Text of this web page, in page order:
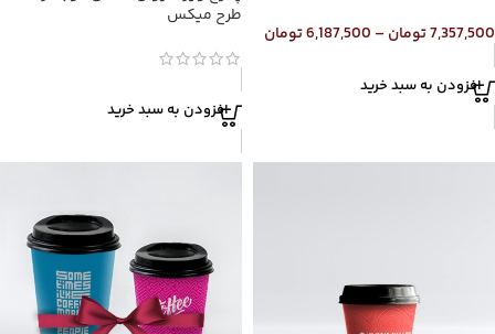
7,357,500تومان –
6,187,500تومان
افزودن به سبد خرید
طرح میکس
افزودن به سبد خرید